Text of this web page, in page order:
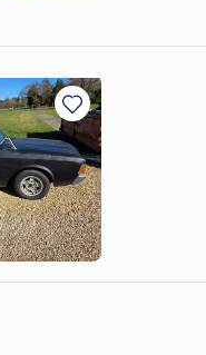
Bewaren
in
Mijn
Favorieten